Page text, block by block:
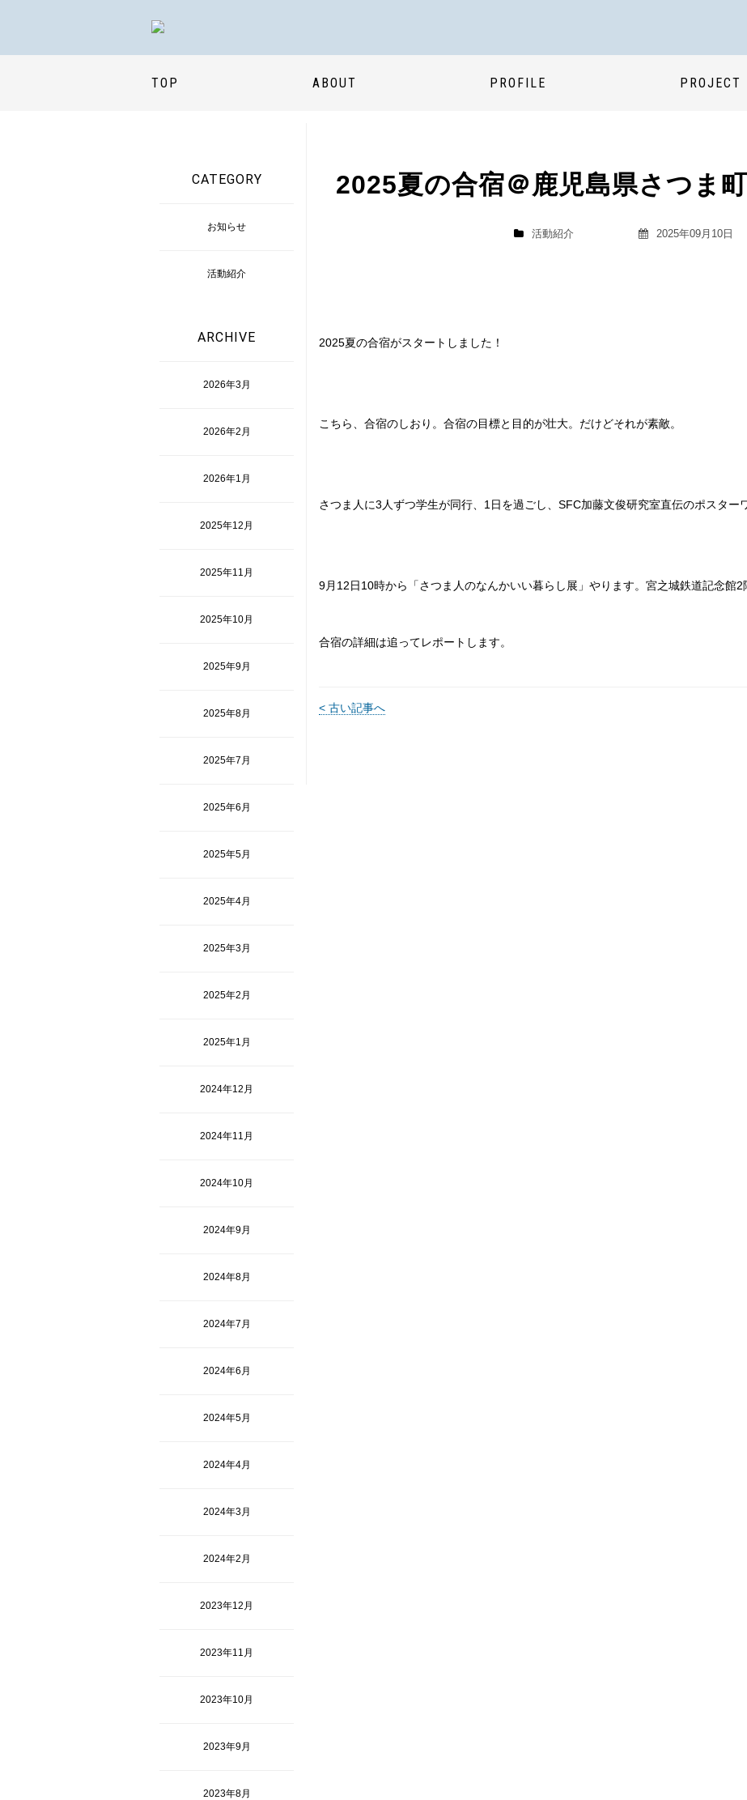
TOP ABOUT PROFILE PROJECT
2025夏の合宿＠鹿児島県さつま
活動紹介 2025年09月10日
2025夏の合宿がスタートしました！
こちら、合宿のしおり。合宿の目標と目的が壮大。だけどそれが素敵。
さつま人に3人ずつ学生が同行、1日を過ごし、SFC加藤文俊研究室直伝のポスター
9月12日10時から「さつま人のなんかいい暮らし展」やります。宮之城鉄道記念館2
合宿の詳細は追ってレポートします。
< 古い記事へ
CATEGORY
お知らせ
活動紹介
ARCHIVE
2026年3月
2026年2月
2026年1月
2025年12月
2025年11月
2025年10月
2025年9月
2025年8月
2025年7月
2025年6月
2025年5月
2025年4月
2025年3月
2025年2月
2025年1月
2024年12月
2024年11月
2024年10月
2024年9月
2024年8月
2024年7月
2024年6月
2024年5月
2024年4月
2024年3月
2024年2月
2023年12月
2023年11月
2023年10月
2023年9月
2023年8月